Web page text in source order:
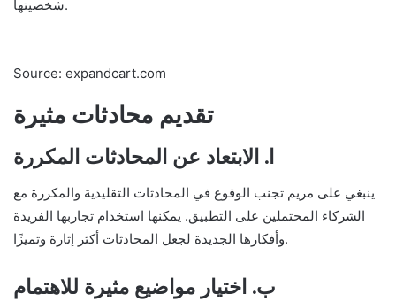
شخصيتها.
Source: expandcart.com
تقديم محادثات مثيرة
ا. الابتعاد عن المحادثات المكررة
ينبغي على مريم تجنب الوقوع في المحادثات التقليدية والمكررة مع
الشركاء المحتملين على التطبيق. يمكنها استخدام تجاربها الفريدة
وأفكارها الجديدة لجعل المحادثات أكثر إثارة وتميزًا.
ب. اختيار مواضيع مثيرة للاهتمام